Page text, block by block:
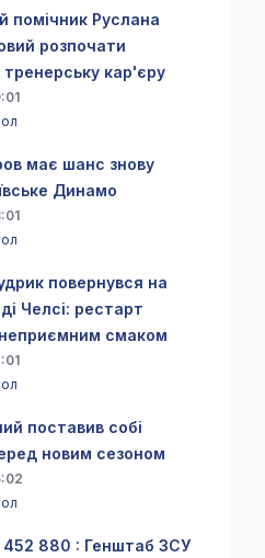
помічник Руслана
розпочати
тренерську кар'єру
має шанс знову
Динамо
повернувся на
Челсі: рестарт
смаком
поставив собі
новим сезоном
452 880 : Генштаб ЗСУ